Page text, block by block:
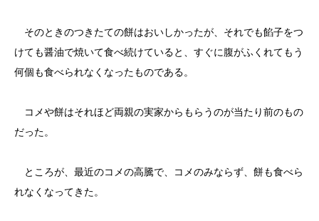
そのときのつきたての餅はおいしかったが、それでも餡子をつ
けても醤油で焼いて食べ続けていると、すぐに腹がふくれてもう
何個も食べられなくなったものである。
コメや餅はそれほど両親の実家からもらうのが当たり前のもの
だった。
ところが、最近のコメの高騰で、コメのみならず、餅も食べら
れなくなってきた。